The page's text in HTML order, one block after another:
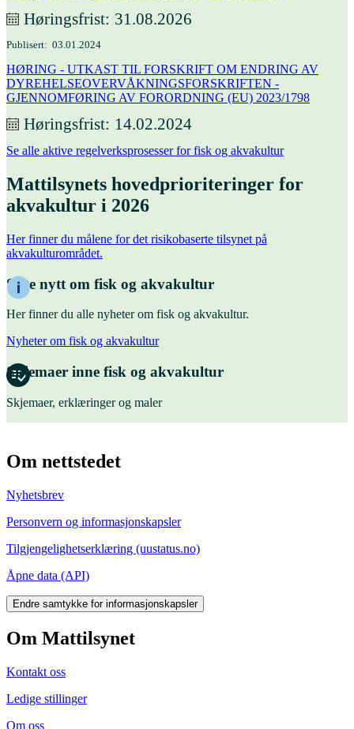
Høringsfrist 31.08.2026
Publisert 03.01.2024
HØRING - UTKAST TIL FORSKRIFT OM ENDRING AV
DYREHELSEOVERVÅKNINGSFORSKRIFTEN -
GJENNOMFØRING AV FORORDNING (EU) 2023/1798
Høringsfrist 14.02.2024
Se alle aktive regelverksprosesser for fisk og akvakultur
Mattilsynets hovedprioriteringer for
akvakultur i 2026
Her finner du målene for det risikobaserte tilsynet på
akvakulturområdet.
Siste nytt om fisk og akvakultur
Her finner du alle nyheter om fisk og akvakultur.
Nyheter om fisk og akvakultur
Skjemaer inne fisk og akvakultur
Skjemaer, erklæringer og maler
Om nettstedet
Nyhetsbrev
Personvern og informasjonskapsler
Tilgjengelighetserklæring (uustatus.no)
Åpne data (API)
Endre samtykke for informasjonskapsler
Om Mattilsynet
Kontakt oss
Ledige stillinger
Om oss